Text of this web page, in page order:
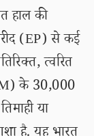
हाल की
(EP) से कई
त्वरित
के 30,000
या